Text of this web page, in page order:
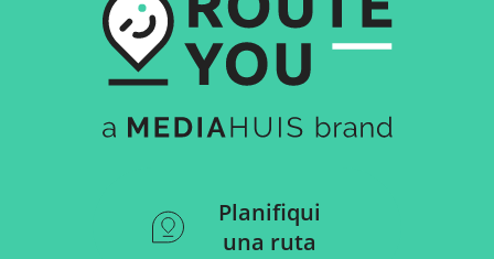
Planifiqui
una ruta